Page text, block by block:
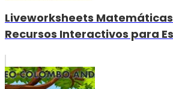
Liveworksheets
Recursos Interactivos para